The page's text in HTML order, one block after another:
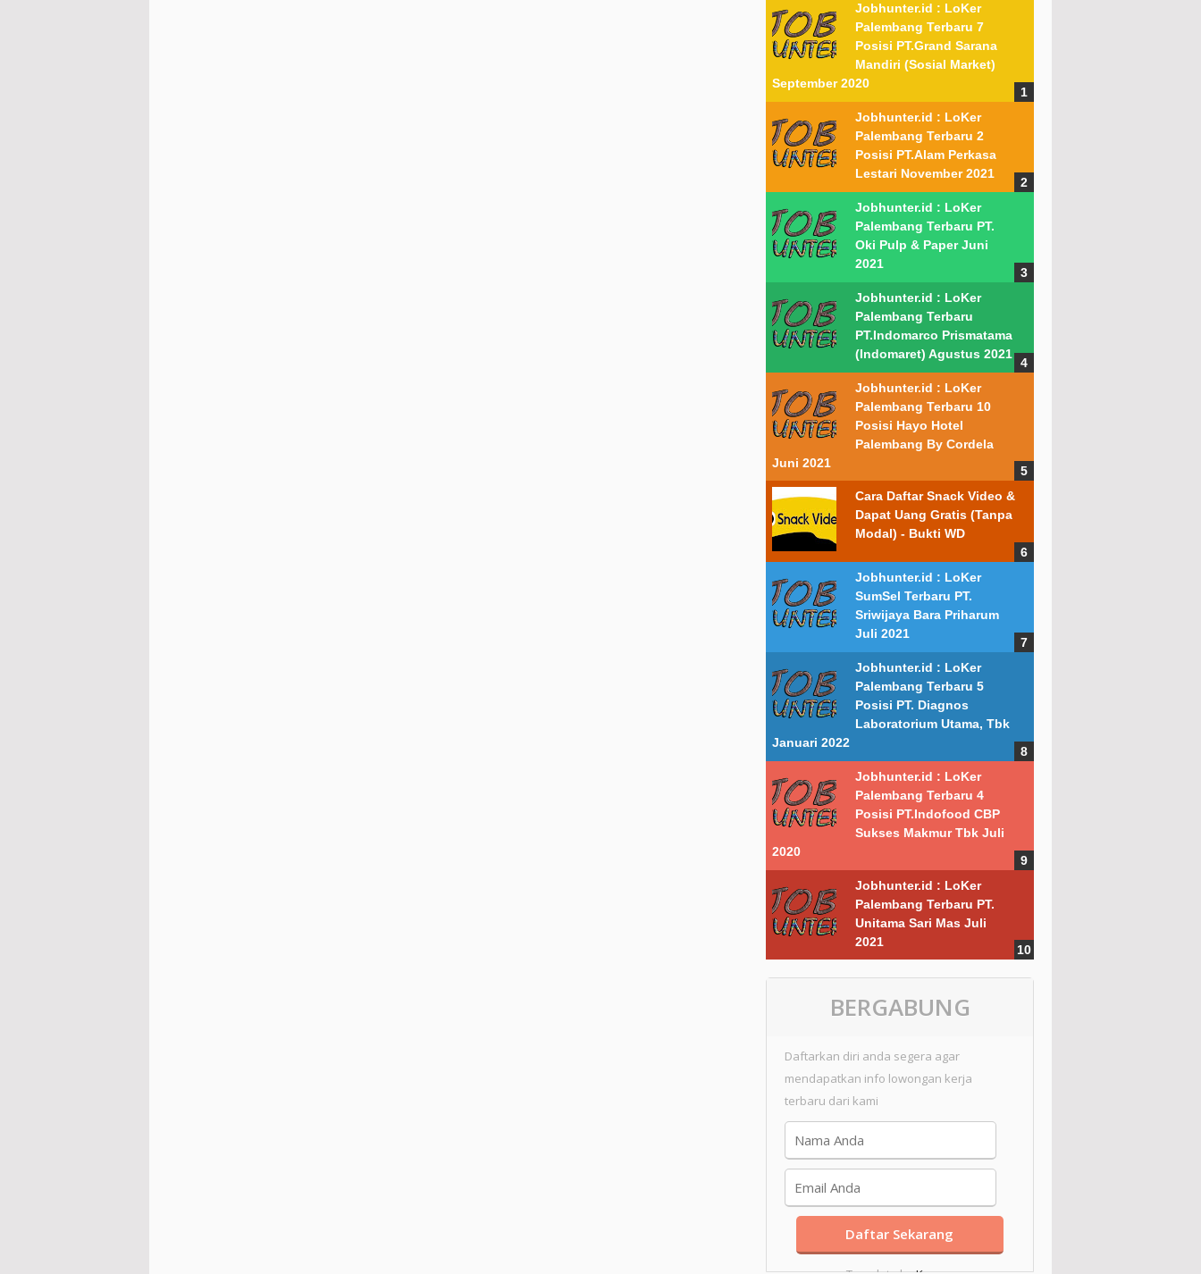
Jobhunter.id : LoKer
Palembang Terbaru 7
Posisi PT.Grand Sarana
Mandiri (Sosial Market)
September 2020
Jobhunter.id : LoKer
Palembang Terbaru 2
Posisi PT.Alam Perkasa
Lestari November 2021
Jobhunter.id : LoKer
Palembang Terbaru PT.
Oki Pulp & Paper Juni
2021
Jobhunter.id : LoKer
Palembang Terbaru
PT.Indomarco Prismatama
(Indomaret) Agustus 2021
Jobhunter.id : LoKer
Palembang Terbaru 10
Posisi Hayo Hotel
Palembang By Cordela
Juni 2021
Cara Daftar Snack Video &
Dapat Uang Gratis (Tanpa
Modal) - Bukti WD
Jobhunter.id : LoKer
SumSel Terbaru PT.
Sriwijaya Bara Priharum
Juli 2021
Jobhunter.id : LoKer
Palembang Terbaru 5
Posisi PT. Diagnos
Laboratorium Utama, Tbk
Januari 2022
Jobhunter.id : LoKer
Palembang Terbaru 4
Posisi PT.Indofood CBP
Sukses Makmur Tbk Juli
2020
Jobhunter.id : LoKer
Palembang Terbaru PT.
Unitama Sari Mas Juli
2021
BERGABUNG
Daftarkan diri anda segera agar
mendapatkan info lowongan kerja
terbaru dari kami